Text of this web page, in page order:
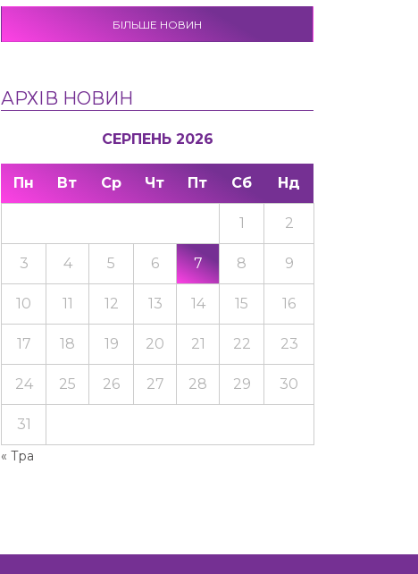
БІЛЬШЕ НОВИН
АРХІВ НОВИН
СЕРПЕНЬ 2026
Пн Вт Ср Чт Пт Сб Нд
« Тра
1 2
3 4 5 6 7 8 9
10 11 12 13 14 15 16
17 18 19 20 21 22 23
24 25 26 27 28 29 30
31